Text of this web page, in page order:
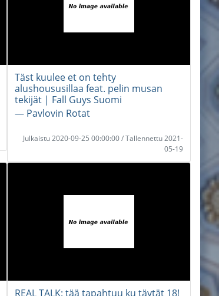
Täst kuulee et on tehty
alushoususillaa feat. pelin musan
tekijät | Fall Guys Suomi
― Pavlovin Rotat
Julkaistu 2020-09-25 00:00:00 / Tallennettu 2021-
05-19
REAL TALK: tää tapahtuu ku täytät 18!